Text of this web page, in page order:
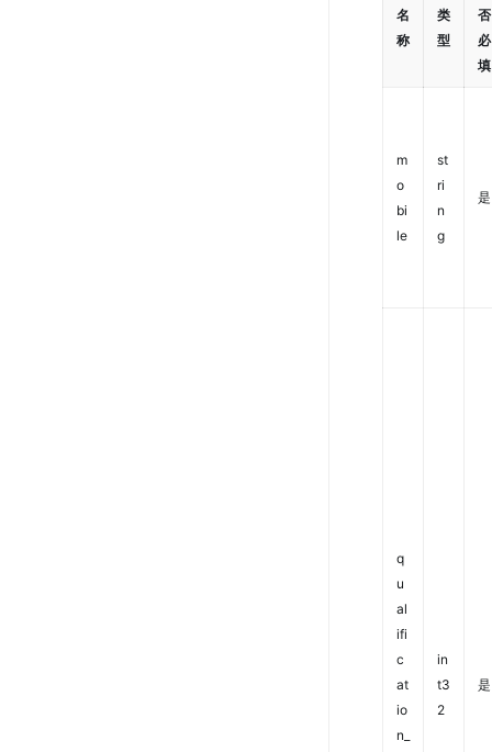
名
称
类
型
否
必
填
m
o
bi
le
st
ri
n
g
是
q
u
al
ifi
c
at
io
n_
in
t3
2
是